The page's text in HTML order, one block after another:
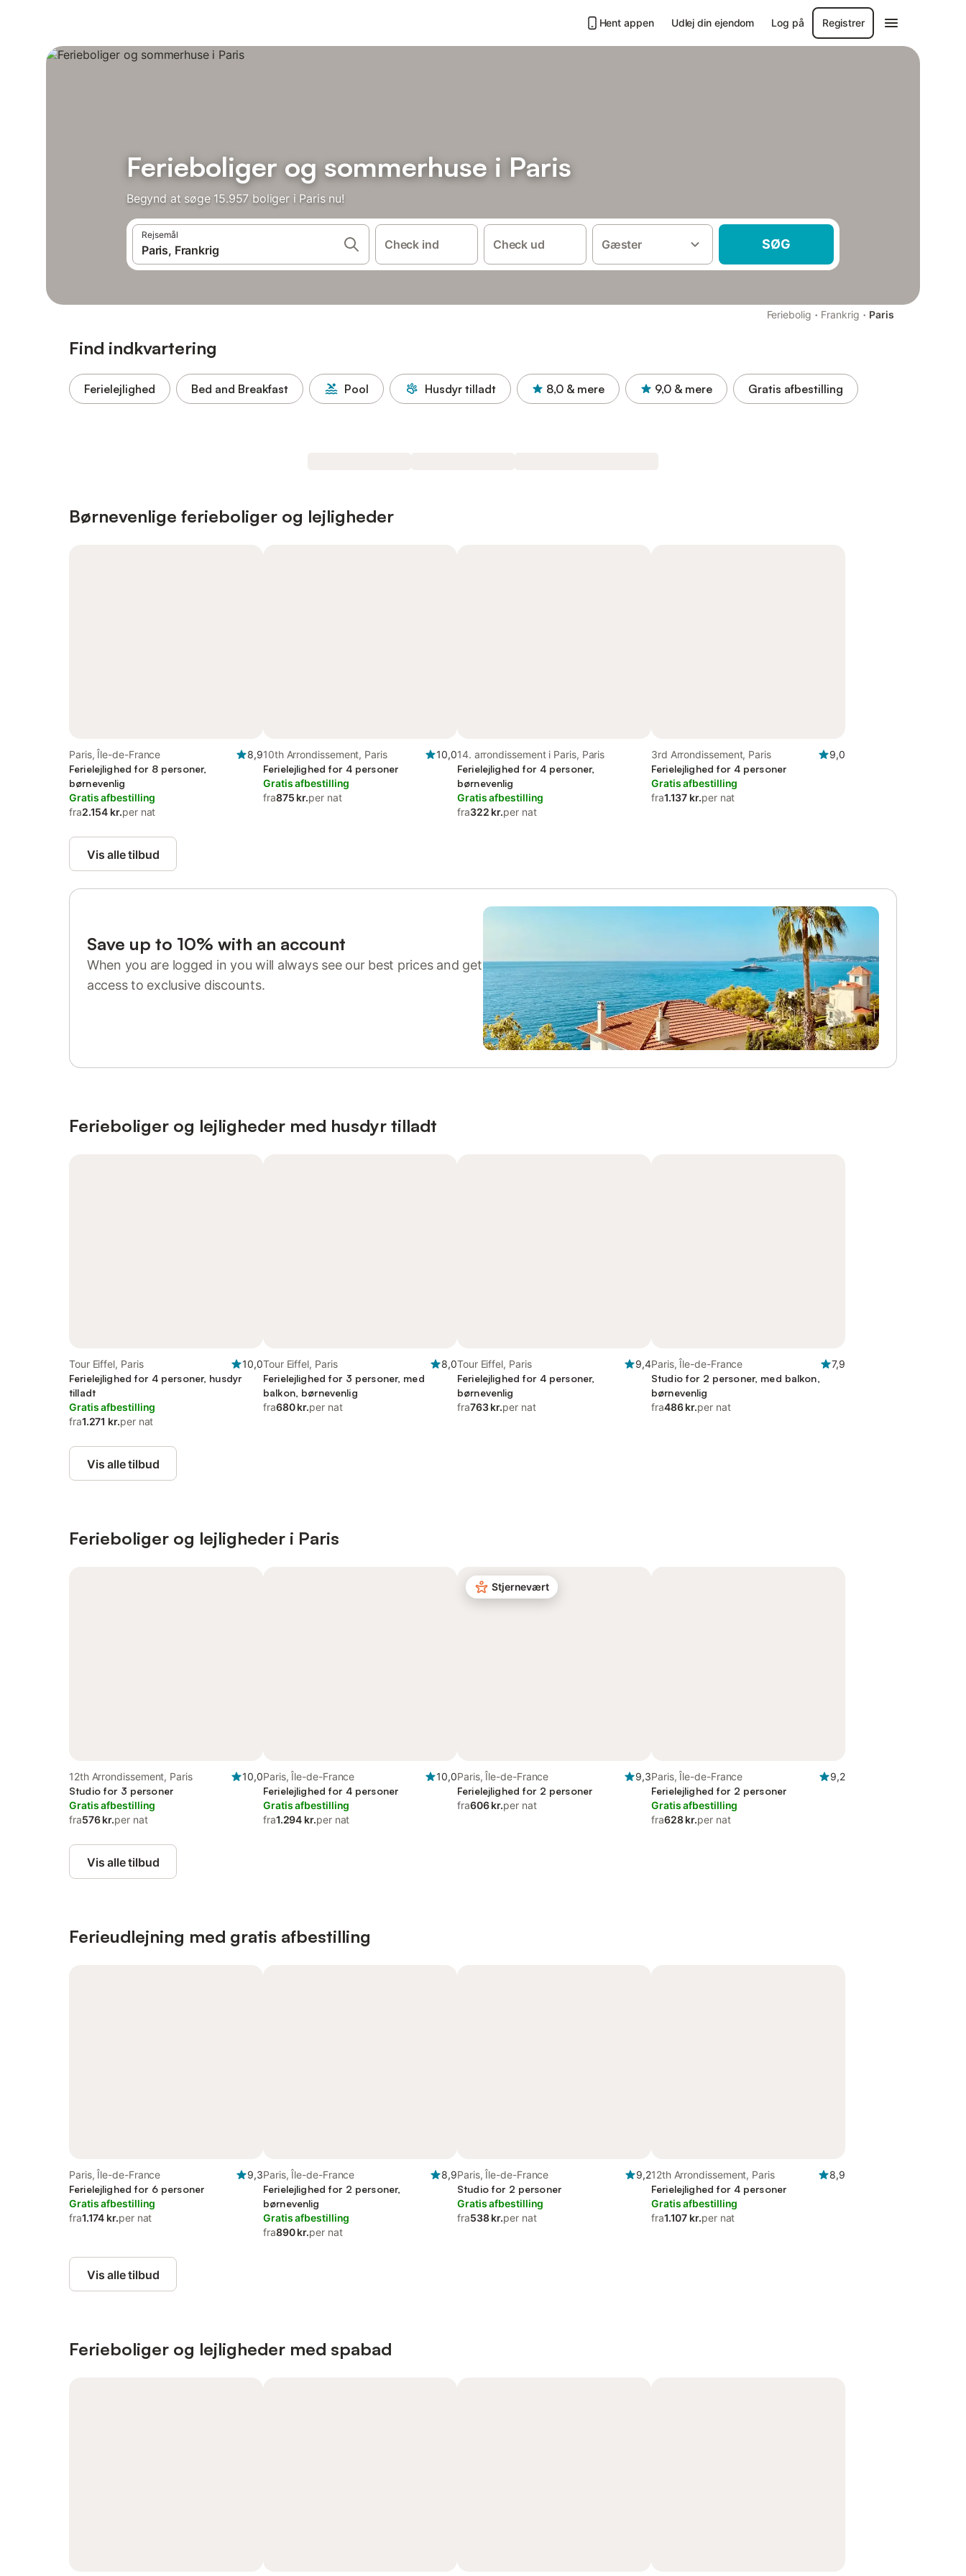
Hent appen Udlej din ejendom Log på Registrer
Ferieboliger og sommerhuse i Paris
Begynd at søge 15.957 boliger i Paris nu!
Rejsemål
Check ind Check ud Gæster SØG
Feriebolig · Frankrig · Paris
Find indkvartering
Ferielejlighed Bed and Breakfast Pool Husdyr tilladt 8,0 & mere 9,0 & mere Gratis afbestilling
Børnevenlige ferieboliger og lejligheder
Paris, Île-de-France
8,9
Ferielejlighed for 8 personer,
børnevenlig
Gratis afbestilling
fra2.154 kr.per nat
10th Arrondissement, Paris
10,0
Ferielejlighed for 4 personer
Gratis afbestilling
fra875 kr.per nat
14. arrondissement i Paris, Paris
Ferielejlighed for 4 personer,
børnevenlig
Gratis afbestilling
fra322 kr.per nat
3rd Arrondissement, Paris
9,0
Ferielejlighed for 4 personer
Gratis afbestilling
fra1.137 kr.per nat
Vis alle tilbud
Save up to 10% with an account
When you are logged in you will always see our best prices and get
access to exclusive discounts.
Ferieboliger og lejligheder med husdyr tilladt
Tour Eiffel, Paris
10,0
Ferielejlighed for 4 personer, husdyr
tilladt
Gratis afbestilling
fra1.271 kr.per nat
Tour Eiffel, Paris
8,0
Ferielejlighed for 3 personer, med
balkon, børnevenlig
fra680 kr.per nat
Tour Eiffel, Paris
9,4
Ferielejlighed for 4 personer,
børnevenlig
fra763 kr.per nat
Paris, Île-de-France
7,9
Studio for 2 personer, med balkon,
børnevenlig
fra486 kr.per nat
Vis alle tilbud
Ferieboliger og lejligheder i Paris
12th Arrondissement, Paris
10,0
Studio for 3 personer
Gratis afbestilling
fra576 kr.per nat
Paris, Île-de-France
10,0
Ferielejlighed for 4 personer
Gratis afbestilling
fra1.294 kr.per nat
Stjernevært
Paris, Île-de-France
9,3
Ferielejlighed for 2 personer
fra606 kr.per nat
Paris, Île-de-France
9,2
Ferielejlighed for 2 personer
Gratis afbestilling
fra628 kr.per nat
Vis alle tilbud
Ferieudlejning med gratis afbestilling
Paris, Île-de-France
9,3
Ferielejlighed for 6 personer
Gratis afbestilling
fra1.174 kr.per nat
Paris, Île-de-France
8,9
Ferielejlighed for 2 personer,
børnevenlig
Gratis afbestilling
fra890 kr.per nat
Paris, Île-de-France
9,2
Studio for 2 personer
Gratis afbestilling
fra538 kr.per nat
12th Arrondissement, Paris
8,9
Ferielejlighed for 4 personer
Gratis afbestilling
fra1.107 kr.per nat
Vis alle tilbud
Ferieboliger og lejligheder med spabad